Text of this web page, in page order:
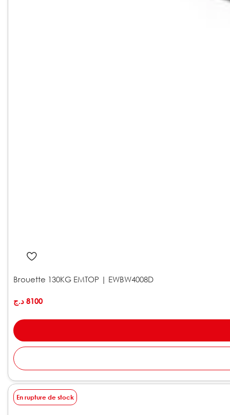
Brouette 130KG EMTOP | EWBW4008D
8100 د.ج
En rupture de stock